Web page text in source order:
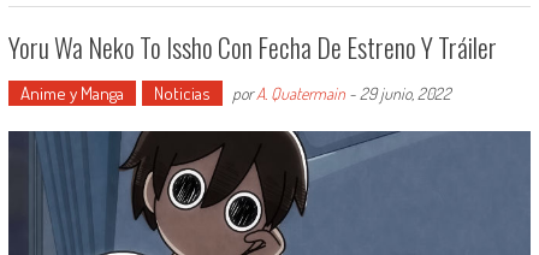
Yoru Wa Neko To Issho Con Fecha De Estreno Y Tráiler
Anime y Manga Noticias porA. Quatermain-29 junio, 2022